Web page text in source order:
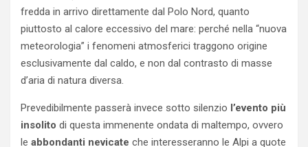
fredda in arrivo direttamente dal Polo Nord, quanto
piuttosto al calore eccessivo del mare: perché nella “nuova
meteorologia” i fenomeni atmosferici traggono origine
esclusivamente dal caldo, e non dal contrasto di masse
d’aria di natura diversa.
Prevedibilmente passerà invece sotto silenzio l’evento più
insolito di questa immenente ondata di maltempo, ovvero
le abbondanti nevicate che interesseranno le Alpi a quote